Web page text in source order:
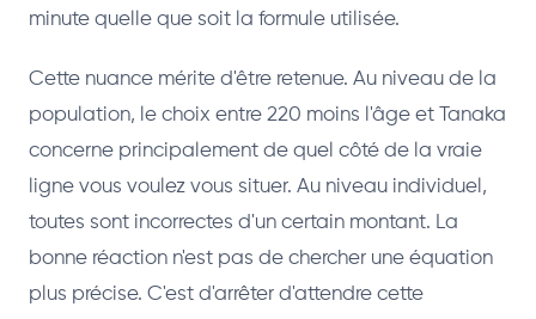
minute quelle que soit la formule utilisée.
Cette nuance mérite d'être retenue. Au niveau de la
population, le choix entre 220 moins l'âge et Tanaka
concerne principalement de quel côté de la vraie
ligne vous voulez vous situer. Au niveau individuel,
toutes sont incorrectes d'un certain montant. La
bonne réaction n'est pas de chercher une équation
plus précise. C'est d'arrêter d'attendre cette